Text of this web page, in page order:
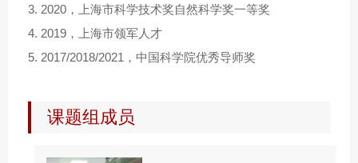
3. 2020，上海市科学技术奖自然科学奖一等奖
4. 2019，上海市领军人才
5. 2017/2018/2021，中国科学院优秀导师奖
课题组成员